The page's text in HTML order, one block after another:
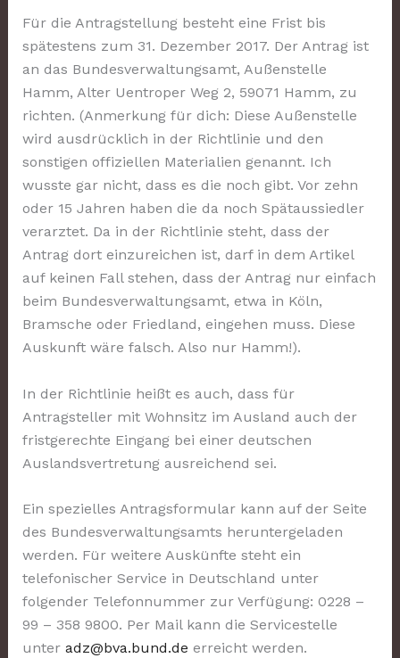
Für die Antragstellung besteht eine Frist bis
spätestens zum 31. Dezember 2017. Der Antrag ist
an das Bundesverwaltungsamt, Außenstelle
Hamm, Alter Uentroper Weg 2, 59071 Hamm, zu
richten. (Anmerkung für dich: Diese Außenstelle
wird ausdrücklich in der Richtlinie und den
sonstigen offiziellen Materialien genannt. Ich
wusste gar nicht, dass es die noch gibt. Vor zehn
oder 15 Jahren haben die da noch Spätaussiedler
verarztet. Da in der Richtlinie steht, dass der
Antrag dort einzureichen ist, darf in dem Artikel
auf keinen Fall stehen, dass der Antrag nur einfach
beim Bundesverwaltungsamt, etwa in Köln,
Bramsche oder Friedland, eingehen muss. Diese
Auskunft wäre falsch. Also nur Hamm!).
In der Richtlinie heißt es auch, dass für
Antragsteller mit Wohnsitz im Ausland auch der
fristgerechte Eingang bei einer deutschen
Auslandsvertretung ausreichend sei.
Ein spezielles Antragsformular kann auf der Seite
des Bundesverwaltungsamts heruntergeladen
werden. Für weitere Auskünfte steht ein
telefonischer Service in Deutschland unter
folgender Telefonnummer zur Verfügung: 0228 –
99 – 358 9800. Per Mail kann die Servicestelle
unter adz@bva.bund.de erreicht werden.